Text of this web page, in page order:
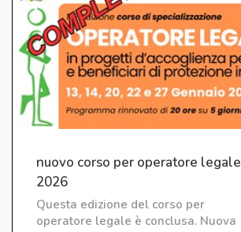
nuovo corso per operatore legale
2026
Questa edizione del corso per
operatore legale è conclusa. Nuova